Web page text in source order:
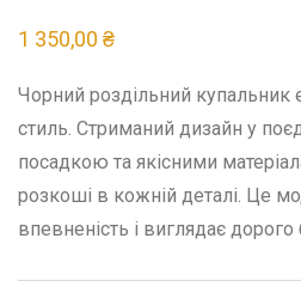
1 350,00 ₴
Чорний роздільний купальник
стиль. Стриманий дизайн у
посадкою та якісними
розкоші в кожній деталі. Це
впевненість і виглядає дорого